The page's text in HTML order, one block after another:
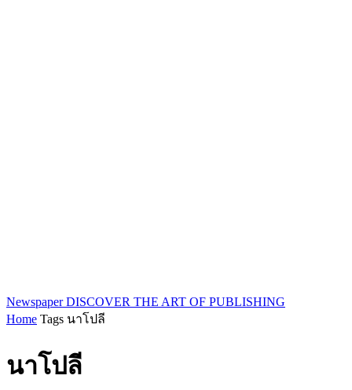
Newspaper DISCOVER THE ART OF PUBLISHING
Home Tags นาโปลี
นาโปลี